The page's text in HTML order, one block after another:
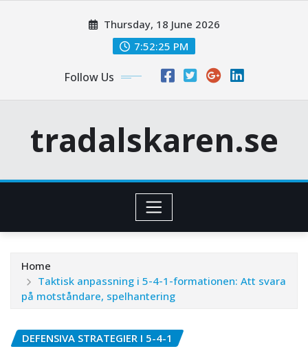
Thursday, 18 June 2026
7:52:26 PM
Follow Us
tradalskaren.se
Home
Taktisk anpassning i 5-4-1-formationen: Att svara
på motståndare, spelhantering
DEFENSIVA STRATEGIER I 5-4-1